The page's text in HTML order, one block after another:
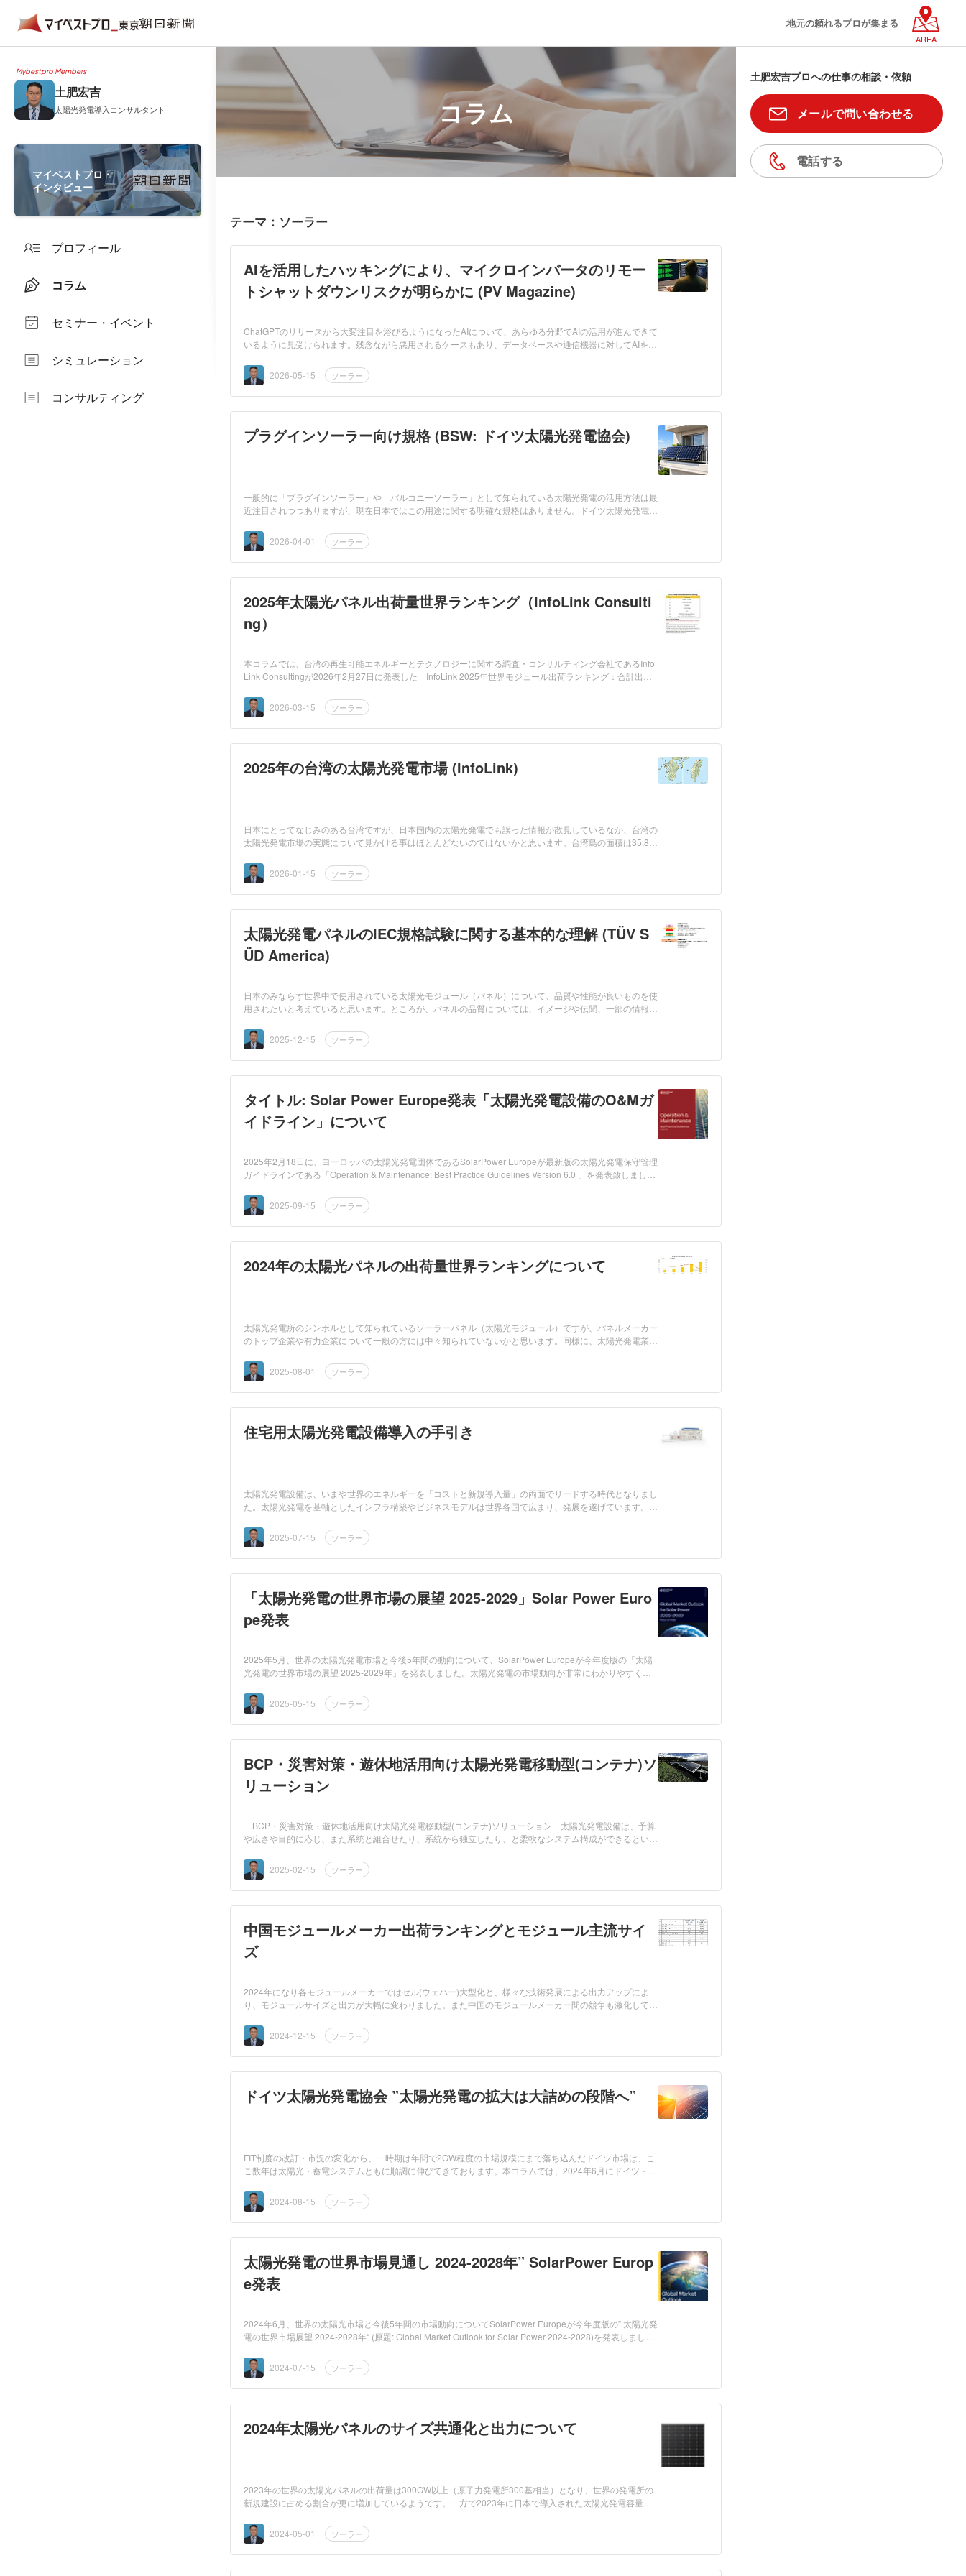
地元の頼れるプロが集まる
AREA
Mybestpro Members
土肥宏吉
太陽光発電導入コンサルタント
マイベストプロ・
インタビュー
プロフィール
コラム
セミナー・イベント
シミュレーション
コンサルティング
コラム
テーマ：ソーラー
AIを活用したハッキングにより、マイクロインバータのリモー
トシャットダウンリスクが明らかに (PV Magazine)
ChatGPTのリリースから大変注目を浴びるようになったAIについて、あらゆる分野でAIの活用が進んできて
いるように見受けられます。残念ながら悪用されるケースもあり、データベースや通信機器に対してAIを活
2026-05-15
ソーラー
プラグインソーラー向け規格 (BSW: ドイツ太陽光発電協会)
一般的に「プラグインソーラー」や「バルコニーソーラー」として知られている太陽光発電の活用方法は最
近注目されつつありますが、現在日本ではこの用途に関する明確な規格はありません。ドイツ太陽光発電協
2026-04-01
ソーラー
2025年太陽光パネル出荷量世界ランキング（InfoLink Consulti
ng）
本コラムでは、台湾の再生可能エネルギーとテクノロジーに関する調査・コンサルティング会社であるInfo
Link Consultingが2026年2月27日に発表した「InfoLink 2025年世界モジュール出荷ランキング：合計出荷
2026-03-15
ソーラー
2025年の台湾の太陽光発電市場 (InfoLink)
日本にとってなじみのある台湾ですが、日本国内の太陽光発電でも誤った情報が散見しているなか、台湾の
太陽光発電市場の実態について見かける事はほとんどないのではないかと思います。台湾島の面積は35,88
2026-01-15
ソーラー
太陽光発電パネルのIEC規格試験に関する基本的な理解 (TÜV S
ÜD America)
日本のみならず世界中で使用されている太陽光モジュール（パネル）について、品質や性能が良いものを使
用されたいと考えていると思います。ところが、パネルの品質については、イメージや伝聞、一部の情報の
2025-12-15
ソーラー
タイトル: Solar Power Europe発表「太陽光発電設備のO&Mガ
イドライン」について
2025年2月18日に、ヨーロッパの太陽光発電団体であるSolarPower Europeが最新版の太陽光発電保守管理
ガイドラインである「Operation & Maintenance: Best Practice Guidelines Version 6.0 」を発表致しまし
2025-09-15
ソーラー
2024年の太陽光パネルの出荷量世界ランキングについて
太陽光発電所のシンボルとして知られているソーラーパネル（太陽光モジュール）ですが、パネルメーカー
のトップ企業や有力企業について一般の方には中々知られていないかと思います。同様に、太陽光発電業界
2025-08-01
ソーラー
住宅用太陽光発電設備導入の手引き
太陽光発電設備は、いまや世界のエネルギーを「コストと新規導入量」の両面でリードする時代となりまし
た。太陽光発電を基軸としたインフラ構築やビジネスモデルは世界各国で広まり、発展を遂げています。大
2025-07-15
ソーラー
「太陽光発電の世界市場の展望 2025-2029」Solar Power Euro
pe発表
2025年5月、世界の太陽光発電市場と今後5年間の動向について、SolarPower Europeが今年度版の「太陽
光発電の世界市場の展望 2025-2029年」を発表しました。太陽光発電の市場動向が非常にわかりやすくま
2025-05-15
ソーラー
BCP・災害対策・遊休地活用向け太陽光発電移動型(コンテナ)ソ
リューション
BCP・災害対策・遊休地活用向け太陽光発電移動型(コンテナ)ソリューション 太陽光発電設備は、予算
や広さや目的に応じ、また系統と組合せたり、系統から独立したり、と柔軟なシステム構成ができるという
2025-02-15
ソーラー
中国モジュールメーカー出荷ランキングとモジュール主流サイ
ズ
2024年になり各モジュールメーカーではセル(ウェハー)大型化と、様々な技術発展による出力アップによ
り、モジュールサイズと出力が大幅に変わりました。また中国のモジュールメーカー間の競争も激化してお
2024-12-15
ソーラー
ドイツ太陽光発電協会 ”太陽光発電の拡大は大詰めの段階へ”
FIT制度の改訂・市況の変化から、一時期は年間で2GW程度の市場規模にまで落ち込んだドイツ市場は、こ
こ数年は太陽光・蓄電システムともに順調に伸びてきております。本コラムでは、2024年6月にドイツ・ミ
2024-08-15
ソーラー
太陽光発電の世界市場見通し 2024-2028年” SolarPower Europ
e発表
2024年6月、世界の太陽光市場と今後5年間の市場動向についてSolarPower Europeが今年度版の” 太陽光発
電の世界市場展望 2024-2028年“ (原題: Global Market Outlook for Solar Power 2024-2028)を発表しまし
2024-07-15
ソーラー
2024年太陽光パネルのサイズ共通化と出力について
2023年の世界の太陽光パネルの出荷量は300GW以上（原子力発電所300基相当）となり、世界の発電所の
新規建設に占める割合が更に増加しているようです。一方で2023年に日本で導入された太陽光発電容量は
2024-05-01
ソーラー
土肥宏吉プロへの仕事の相談・依頼
メールで問い合わせる
電話する